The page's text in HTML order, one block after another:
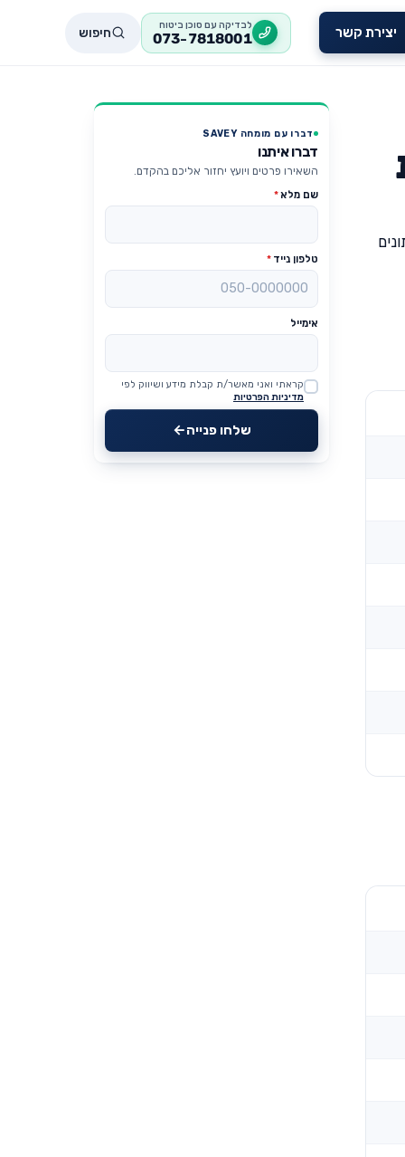
יצירת קשר לבדיקה עם סוכן ביטוח
073-7818001 חיפוש
דברו עם מומחה SAVEY
דברו איתנו
השאירו פרטים ויועץ יחזור אליכם בהקדם.
שם מלא*
טלפון נייד *
אימייל
Website
קראתי ואני מאשר/ת קבלת מידע ושיווק לפי
מדיניות הפרטיות
שלחו פנייה